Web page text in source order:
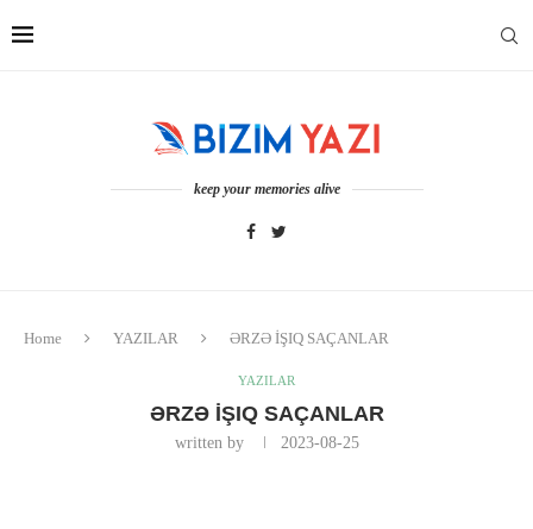
keep your memories alive
Home YAZILAR ƏRZƏ İŞIQ SAÇANLAR
YAZILAR
ƏRZƏ İŞIQ SAÇANLAR
written by 2023-08-25